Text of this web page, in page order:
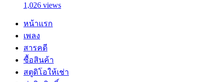
1,026 views
หน้าแรก
เพลง
สารคดี
ซื้อสินค้า
สตูดิโอให้เช่า